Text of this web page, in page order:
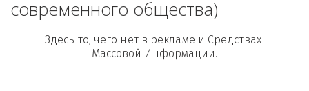
современного общества)
Здесь то, чего нет в рекламе и Средствах
Массовой Информации.